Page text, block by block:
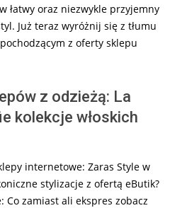
łatwy oraz niezwykle przyjemny
Już teraz wyróżnij się z tłumu
z oferty sklepu
z odzieżą: La
kolekcje włoskich
internetowe: Zaras Style w
stylizacje z ofertą eButik?
zamiast ali ekspres zobacz